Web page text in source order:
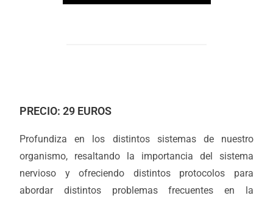
PRECIO: 29 EUROS
Profundiza en los distintos sistemas de nuestro
organismo, resaltando la importancia del sistema
nervioso y ofreciendo distintos protocolos para
abordar distintos problemas frecuentes en la